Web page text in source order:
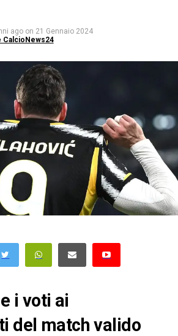
ago on 21 Gennaio 2024
CalcioNews24
i voti ai
del match valido